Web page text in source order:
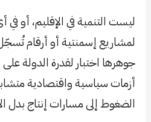
ليست التنمية في الإقليم، أو
لمشاريع إسمنتية أو أرقام
جوهرها اختبار لقدرة الدولة
أزمات سياسية واقتصادية
الضغوط إلى مسارات إنتاج بدل